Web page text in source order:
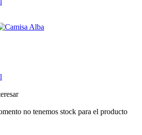
no tenemos stock para el producto